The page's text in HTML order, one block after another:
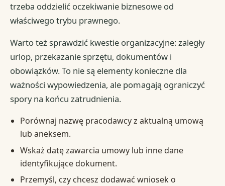
trzeba oddzielić oczekiwanie biznesowe od
właściwego trybu prawnego.
Warto też sprawdzić kwestie organizacyjne: zaległy
urlop, przekazanie sprzętu, dokumentów i
obowiązków. To nie są elementy konieczne dla
ważności wypowiedzenia, ale pomagają ograniczyć
spory na końcu zatrudnienia.
Porównaj nazwę pracodawcy z aktualną umową
lub aneksem.
Wskaż datę zawarcia umowy lub inne dane
identyfikujące dokument.
Przemyśl, czy chcesz dodawać wniosek o